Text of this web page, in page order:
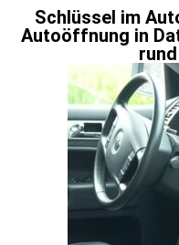
Schlüssel im
Autoöffnung in